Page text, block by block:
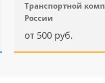
Транспортной
России
от 500 руб.